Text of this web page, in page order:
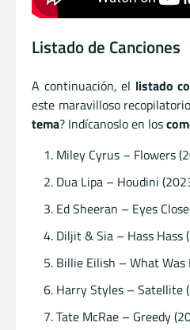
Listado de Canciones
A continuación, el listado
este maravilloso
tema? Indícanoslo en los
Miley Cyrus – Flowers
Dua Lipa – Houdini
Ed Sheeran – Eyes
Diljit & Sia – Hass Hass
Billie Eilish – What Was
Harry Styles – Satellite
Tate McRae – Greedy